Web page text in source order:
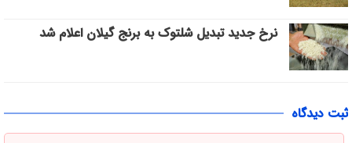
نرخ جدید تبدیل شلتوک به برنج گیلان اعلام شد
ثبت دیدگاه